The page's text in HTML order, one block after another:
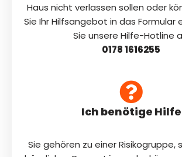
Haus nicht verlassen sollen oder
Sie Ihr Hilfsangebot in das Formular
Sie unsere Hilfe-Hotline
0178 1616255
Ich benötige Hilfe
Sie gehören zu einer Risikogruppe,